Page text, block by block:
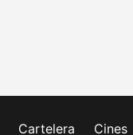
Cartelera Cines